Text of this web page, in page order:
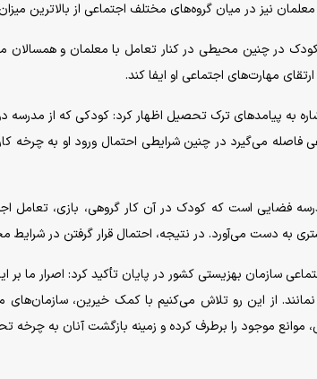
نیز در میان گروه‌های مختلف اجتماعی از بالاترین
در چنین محیطی در کنار تعامل با معلمان و همسالان
مهارت‌های اجتماعی او ایفا کند.
به پیامد‌های ترک تحصیل اظهار کرد: کودکی که از مدرسه
فاصله می‌گیرد در چنین شرایطی احتمال ورود او به چرخه
فضایی است که کودک در آن کار گروهی، بازی، تعامل
به دست می‌آورد. در نتیجه، احتمال قرار گرفتن در شرایط
سازمان بهزیستی کشور در پایان تأکید کرد: اصرار ما
از این رو تلاش می‌کنیم با کمک خیرین،
موانع موجود را برطرف کرده و زمینه بازگشت آنان به چرخه